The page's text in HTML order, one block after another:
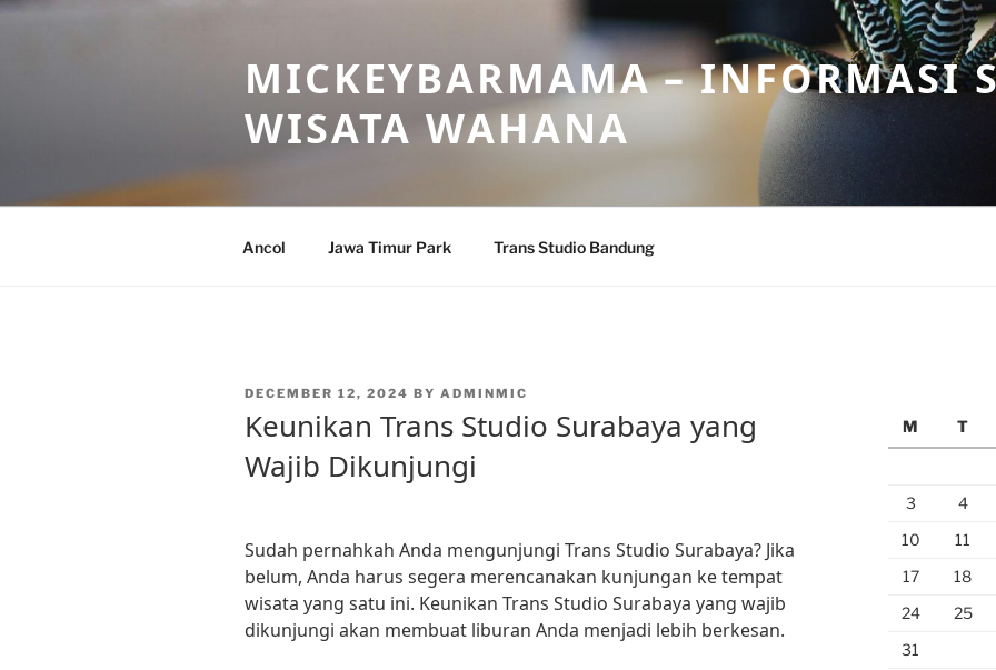
Skip
MICKEYBARMAMA – INFORMASI
WISATA WAHANA
Ancol Jawa Timur Park Trans Studio Bandung
POSTED
DECEMBER 12, 2024 BY ADMINMIC
Keunikan Trans Studio Surabaya yang
Wajib Dikunjungi
Sudah pernahkah Anda mengunjungi Trans Studio Surabaya? Jika
belum, Anda harus segera merencanakan kunjungan ke tempat
wisata yang satu ini. Keunikan Trans Studio Surabaya yang wajib
dikunjungi akan membuat liburan Anda menjadi lebih berkesan.
M
T
3
4
10
11
17
18
24
25
31